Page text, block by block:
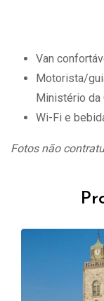
Van
Motorista/
Ministério da
Wi-Fi e
Fotos não